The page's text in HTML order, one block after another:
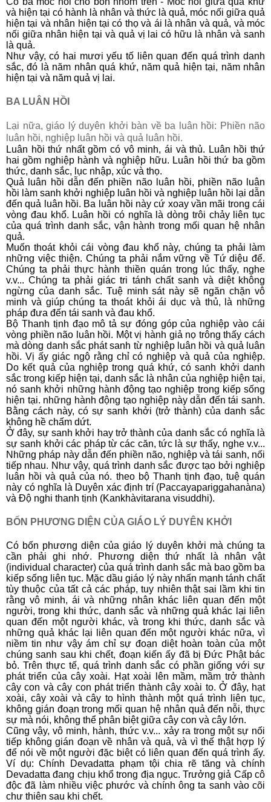
và hiện tại có hành là nhân và thức là quả, móc nối giữa quả
hiện tại và nhân hiện tại có thọ và ái là nhân và quả, và móc
nối giữa nhân hiện tại và quả vị lai có hữu là nhân và sanh
là quả.
Như vậy, có hai mươi yếu tố liên quan đến quá trình danh
sắc, đó là năm nhân quá khứ, năm quả hiện tại, năm nhân
hiện tại và năm quả vị lai.
BA LUÂN HỒI
Lại nữa, giáo lý duyên khởi bàn về ba luân hồi: Phiền não
luân hồi, nghiệp luân hồi và quả luân hồi.
Luân hồi thứ nhất gồm có vô minh, ái và thủ. Luân hồi thứ
hai gồm nghiệp hành và nghiệp hữu. Luân hồi thứ ba gồm
thức, danh sắc, lục nhập, xúc và thọ.
Quả luân hồi dẫn đến phiền não luân hồi, phiền não luân
hồi làm sanh khởi nghiệp luân hồi và nghiệp luân hồi lại dẫn
đến quả luân hồi. Ba luân hồi này cứ xoay vần mãi trong cái
vòng đau khổ. Luân hồi có nghĩa là dòng trôi chảy liên tục
của quá trình danh sắc, vận hành trong mối quan hệ nhân
quả.
Muốn thoát khỏi cái vòng đau khổ này, chúng ta phải làm
những việc thiện. Chúng ta phải nắm vững về Tứ diệu đế.
Chúng ta phải thực hành thiền quán trong lúc thấy, nghe
v.v... Chúng ta phải giác tri tánh chất sanh và diệt không
ngừng của danh sắc. Tuệ minh sát này sẽ ngăn chặn vô
minh và giúp chúng ta thoát khỏi ái dục và thủ, là những
pháp đưa đến tái sanh và đau khổ.
Bộ Thanh tịnh đạo mô tả sự đóng góp của nghiệp vào cái
vòng phiền não luân hồi. Một vị hành giả nọ trông thấy cách
mà dòng danh sắc phát sanh từ nghiệp luân hồi và quả luân
hồi. Vị ấy giác ngộ rằng chỉ có nghiệp và quả của nghiệp.
Do kết quả của nghiệp trong quá khứ, có sanh khởi danh
sắc trong kiếp hiện tại, danh sắc là nhân của nghiệp hiện tại,
nó sanh khởi những hành động tạo nghiệp trong kiếp sống
hiện tại. những hành động tạo nghiệp này dẫn đến tái sanh.
Bằng cách này, có sự sanh khởi (trở thành) của danh sắc
không hề chấm dứt.
Ở đây, sự sanh khởi hay trở thành của danh sắc có nghĩa là
sự sanh khởi các pháp từ các căn, tức là sự thấy, nghe v.v...
Những pháp này dẫn đến phiền não, nghiệp và tái sanh, nối
tiếp nhau. Như vậy, quá trình danh sắc được tạo bởi nghiệp
luân hồi và quả của nó. theo bộ Thanh tịnh đạo, tuệ quán
này có nghĩa là Duyên xác định trí (Paccayapariggahanàna)
và Ðộ nghi thanh tịnh (Kankhàvitarana visuddhi).
BỐN PHƯƠNG DIỆN CỦA GIÁO LÝ DUYÊN KHỞI
Có bốn phương diện của giáo lý duyên khởi mà chúng ta
cần phải ghi nhớ. Phương diện thứ nhất là nhân vật
(individual character) của quá trình danh sắc mà bao gồm ba
kiếp sống liên tục. Mặc dầu giáo lý này nhấn mạnh tánh chất
tùy thuộc của tất cả các pháp, tuy nhiên thật sai lầm khi tin
rằng vô minh, ái và những nhân khác liên quan đến một
người, trong khi thức, danh sắc và những quả khác lại liên
quan đến một người khác, và trong khi thức, danh sắc và
những quả khác lại liên quan đến một người khác nữa, vì
niềm tin như vậy ám chỉ sự đoạn diệt hoàn toàn của một
chúng sanh sau khi chết, đoạn kiến ấy đã bị Ðức Phật bác
bỏ. Trên thực tế, quá trình danh sắc có phần giống với sự
phát triển của cây xoài. Hạt xoài lên mầm, mầm trở thành
cây con và cây con phát triển thành cây xoài to. Ở đây, hạt
xoài, cây xoài và cây to hình thành một quá trình liên tục,
không gián đoạn trong mối quan hệ nhân quả đến nỗi, thực
sự mà nói, không thể phân biệt giữa cây con và cây lớn.
Cũng vậy, vô minh, hành, thức v.v... xảy ra trong một sự nối
tiếp không gián đoạn về nhân và quả, và vì thế thật hợp lý
để nói về một người đặc biệt có liên quan đến quá trình ấy.
Ví dụ: Chính Devadatta phạm tội chia rẽ tăng và chính
Devadatta đang chịu khổ trong địa ngục. Trưởng giả Cấp cô
độc đã làm nhiều việc phước và chính ông ta sanh vào cõi
chư thiên sau khi chết.